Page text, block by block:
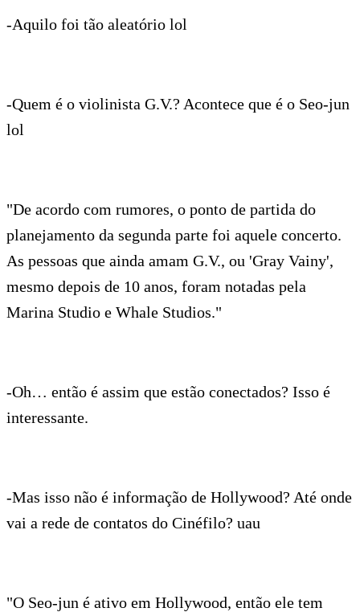
-Aquilo foi tão aleatório lol
-Quem é o violinista G.V.? Acontece que é o Seo-jun
lol
"De acordo com rumores, o ponto de partida do
planejamento da segunda parte foi aquele concerto.
As pessoas que ainda amam G.V., ou 'Gray Vainy',
mesmo depois de 10 anos, foram notadas pela
Marina Studio e Whale Studios."
-Oh… então é assim que estão conectados? Isso é
interessante.
-Mas isso não é informação de Hollywood? Até onde
vai a rede de contatos do Cinéfilo? uau
"O Seo-jun é ativo em Hollywood, então ele tem